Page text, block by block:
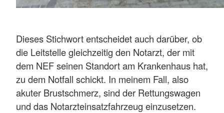
Dieses Stichwort entscheidet auch darüber, ob
die Leitstelle gleichzeitig den Notarzt, der mit
dem NEF seinen Standort am Krankenhaus hat,
zu dem Notfall schickt. In meinem Fall, also
akuter Brustschmerz, sind der Rettungswagen
und das Notarzteinsatzfahrzeug einzusetzen.